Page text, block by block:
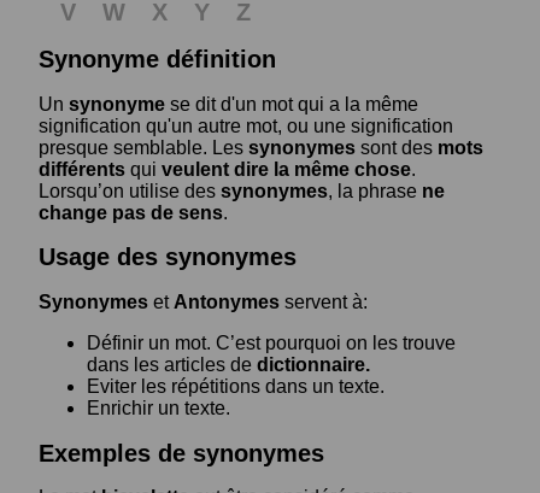
V W X Y
Z
Synonyme définition
Un synonyme se dit d'un mot qui a la même
signification qu'un autre mot, ou une signification
presque semblable. Les synonymes sont des mots
différents qui veulent dire la même chose.
Lorsqu’on utilise des synonymes, la phrase ne
change pas de sens.
Usage des synonymes
Synonymes et Antonymes servent à:
Définir un mot. C’est pourquoi on les trouve
dans les articles de dictionnaire.
Eviter les répétitions dans un texte.
Enrichir un texte.
Exemples de synonymes